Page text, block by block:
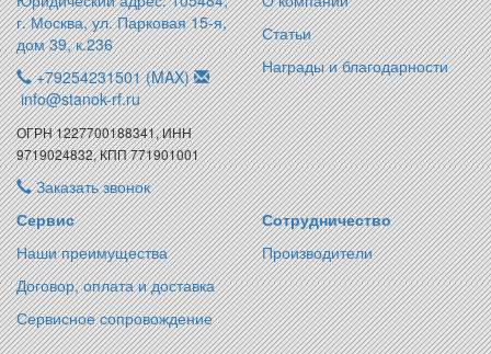
г. Москва, ул. Парковая 15-я,
дом 39, к.236
+79254231501 (MAX)
info@stanok-rf.ru
ОГРН 1227700188341, ИНН
9719024832, КПП 771901001
Заказать звонок
Статьи
Награды и благодарности
Сервис
Наши преимущества
Договор, оплата и доставка
Сервисное сопровождение
Сотрудничество
Производители